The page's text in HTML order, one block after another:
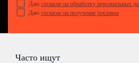
Даю согласие на обработку персональных
Даю согласие на получение рекламы
Часто ищут